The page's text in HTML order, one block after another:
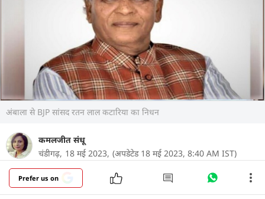
अंबाला से BJP सांसद रतन लाल कटारिया का निधन
कमलजीत संधू
चंडीगढ़, 18 मई 2023, (अपडेटेड 18 मई 2023, 8:40 AM IST)
Prefer us on